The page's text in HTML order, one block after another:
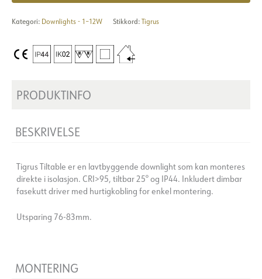
Kategori: Downlights - 1–12W Stikkord: Tigrus
PRODUKTINFO
BESKRIVELSE
Tigrus Tiltable er en lavtbyggende downlight som kan monteres
direkte i isolasjon. CRI>95, tiltbar 25° og IP44. Inkludert dimbar
fasekutt driver med hurtigkobling for enkel montering.
Utsparing 76-83mm.
MONTERING